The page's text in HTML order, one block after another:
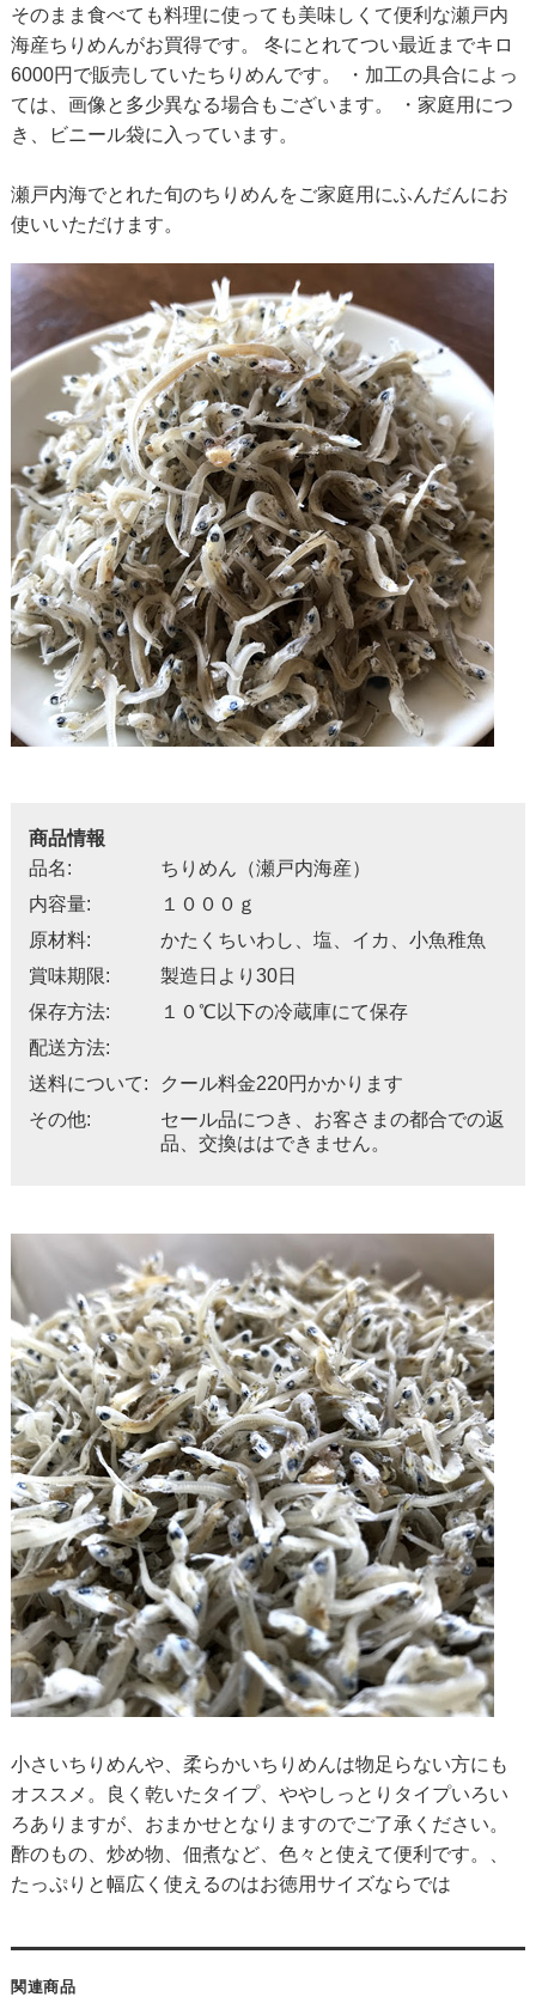
そのまま食べても料理に使っても美味しくて便利な瀬戸内
海産ちりめんがお買得です。 冬にとれてつい最近までキロ
6000円で販売していたちりめんです。 ・加工の具合によっ
ては、画像と多少異なる場合もございます。 ・家庭用につ
き、ビニール袋に入っています。
瀬戸内海でとれた旬のちりめんをご家庭用にふんだんにお
使いいただけます。
商品情報
品名:
ちりめん（瀬戸内海産）
内容量:
１０００ｇ
原材料:
かたくちいわし、塩、イカ、小魚稚魚
賞味期限:
製造日より30日
保存方法:
１０℃以下の冷蔵庫にて保存
配送方法:
送料について:
クール料金220円かかります
その他:
セール品につき、お客さまの都合での返
品、交換ははできません。
小さいちりめんや、柔らかいちりめんは物足らない方にも
オススメ。良く乾いたタイプ、ややしっとりタイプいろい
ろありますが、おまかせとなりますのでご了承ください。
酢のもの、炒め物、佃煮など、色々と使えて便利です。、
たっぷりと幅広く使えるのはお徳用サイズならでは
関連商品